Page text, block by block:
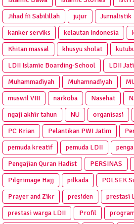
Jihad fii Sabilillah
jujur Jurnalistik
kanker serviks
kelautan Indonesia
Khitan massal
khusyu sholat
LDII Islamic Boarding-School
LDII
Muhammadiyah
Muhamnadiyah
muswil VIII
narkoba Nasehat
ngaji akhir tahun
NU organisasi
PC Krian
Pelantikan PWI Jatim
pemuda kreatif
pemuda LDII
Pengajian Quran Hadist
PERSINAS
Pilgrimage Hajj
pilkada POLSEK
Prayer and Zikr
presiden
prestasi
prestasi warga LDII
Profil